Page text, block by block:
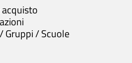
Gruppi / Scuole